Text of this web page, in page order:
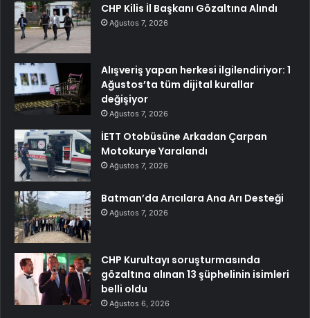
CHP Kilis İl Başkanı Gözaltına Alındı
Ağustos 7, 2026
Alışveriş yapan herkesi ilgilendiriyor: 1
Ağustos’ta tüm dijital kurallar
değişiyor
Ağustos 7, 2026
İETT Otobüsüne Arkadan Çarpan
Motokurye Yaralandı
Ağustos 7, 2026
Batman’da Arıcılara Ana Arı Desteği
Ağustos 7, 2026
CHP Kurultayı soruşturmasında
gözaltına alınan 13 şüphelinin isimleri
belli oldu
Ağustos 6, 2026